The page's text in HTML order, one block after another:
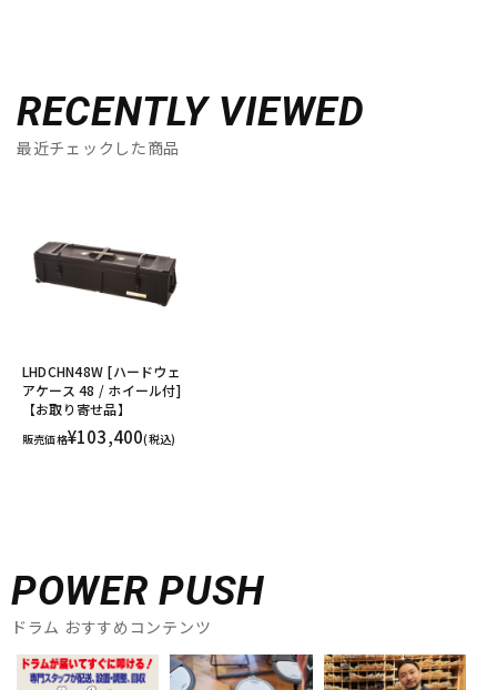
RECENTLY VIEWED
最近チェックした商品
LHDCHN48W [ハードウェ
アケース 48 / ホイール付]
【お取り寄せ品】
販売価格¥103,400(税込)
POWER PUSH
ドラム おすすめコンテンツ